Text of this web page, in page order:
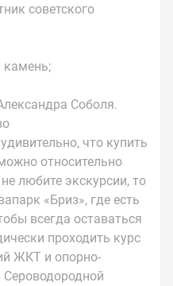
советского
камень;
Соболя.
что купить
относительно
любите экскурсии, то
«Бриз», где есть
всегда оставаться
проходить курс
ЖКТ и опорно-
Сероводородной